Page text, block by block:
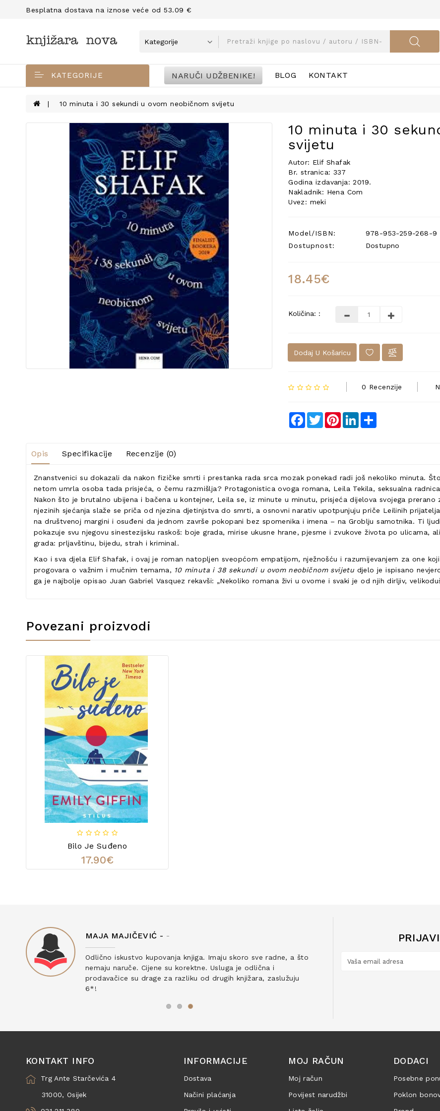
Besplatna dostava na iznose veće od 53.09 €
KATEGORIJE NARUČI UDŽBENIKE! BLOG KONTAKT
10 minuta i 30 sekundi u ovom neobičnom svijetu
10 minuta i 30
svijetu
Autor: Elif Shafak
Br. stranica: 337
Godina izdavanja: 2019.
Nakladnik: Hena Com
Uvez: meki
Model/ISBN:
978-953-259-268-9
Dostupnost:
Dostupno
18.45€
Količina: :
Dodaj U Košaricu
0 Recenzije
Facebook
TwitterPinterestLinkedIn
Opis Specifikacije Recenzije (0)
Znanstvenici su dokazali da nakon fizičke smrti i prestanka rada srca mozak ponekad radi još nekoliko minuta.
netom umrla osoba tada prisjeća, o čemu razmišlja? Protagonistica ovoga romana, Leila Tekila, seksualna
Nakon što je brutalno ubijena i bačena u kontejner, Leila se, iz minute u minutu, prisjeća dijelova svojega prerano
njezinih sjećanja slaže se priča od njezina djetinjstva do smrti, a osnovni narativ upotpunjuju priče Leilinih
na društvenoj margini i osuđeni da jednom završe pokopani bez spomenika i imena – na Groblju samotnika. Ti
pokazuje svu njegovu sinestezijsku raskoš: boje grada, mirise ukusne hrane, pjesme i zvukove života po ulicama,
grada: prljavštinu, bijedu, strah i kriminal.
Kao i sva djela Elif Shafak, i ovaj je roman natopljen sveopćom empatijom, nježnošću i razumijevanjem za one
progovara o važnim i mučnim temama, 10 minuta i 38 sekundi u ovom neobičnom svijetu djelo je ispisano
ga je najbolje opisao Juan Gabriel Vasquez rekavši: „Nekoliko romana živi u ovome i svaki je od njih dirljiv,
Povezani proizvodi
Bilo Je Suđeno
17.90€
MAJA MAJIČEVIĆ - -
Odlično iskustvo kupovanja knjiga. Imaju skoro sve radne, a što
nemaju naruče. Cijene su korektne. Usluga je odlična i
prodavačice su drage za razliku od drugih knjižara, zaslužuju
6*!
KONTAKT INFO
Trg Ante Starčevića 4
31000, Osijek
INFORMACIJE
Dostava
Načini plaćanja
MOJ RAČUN
Moj račun
Povijest narudžbi
DODACI
Posebne
Poklon